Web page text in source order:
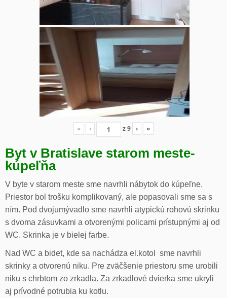
« ‹ z9 › »
Byt v Bratislave starom meste-
kúpeľňa
V byte v starom meste sme navrhli nábytok do kúpeľne.
Priestor bol trošku komplikovaný, ale popasovali sme sa s
ním. Pod dvojumývadlo sme navrhli atypickú rohovú skrinku
s dvoma zásuvkami a otvorenými policami prístupnými aj od
WC. Skrinka je v bielej farbe.
Nad WC a bidet, kde sa nachádza el.kotol sme navrhli
skrinky a otvorenú niku. Pre zväčšenie priestoru sme urobili
niku s chrbtom zo zrkadla. Za zrkadlové dvierka sme ukryli
aj prívodné potrubia ku kotlu.